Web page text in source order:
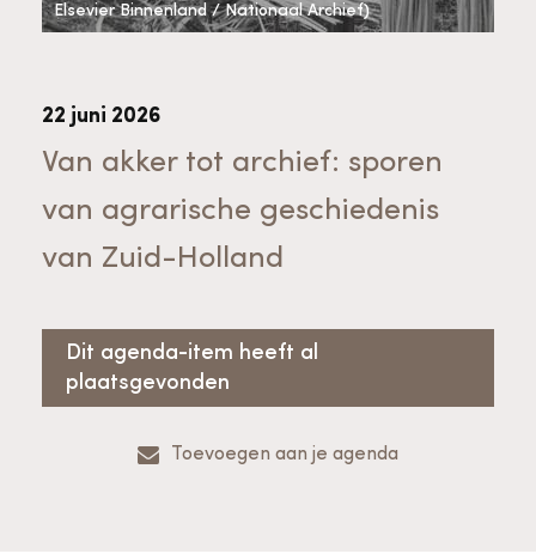
Ergoedvrijwilligersprijs
Contact
Advies en ondersteuning voor
vrijwilligers
Advies en ondersteuning voor
Aanvraagformulier
Tarieven en algemene voorwaarden
Onze medewerkers
Raad van Toezicht
Van akker tot archief: sporen
van agrarische geschiedenis
van Zuid-Holland
22 juni 2026
Dit agenda-item heeft al
plaatsgevonden
Toevoegen aan je agenda
Elsevier Binnenland / Nationaal Archief)